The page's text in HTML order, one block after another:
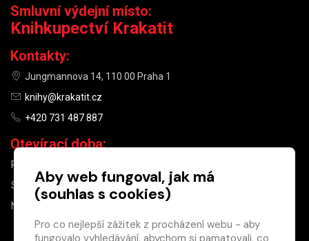
Smluvní výdejní místo:
Knihkupectví Krakatit
Kontakty:
Jungmannova 14, 110 00 Praha 1
knihy@krakatit.cz
+420 731 487 887
Otevírací doba:
PO–PÁ
SO
10:00–13:00
NE
Aby web fungoval, jak má
(souhlas s cookies)
Pro co nejlepší zážitek z procházení webu - aby
fungovalo vyhledávání, abychom si pamatovali, co